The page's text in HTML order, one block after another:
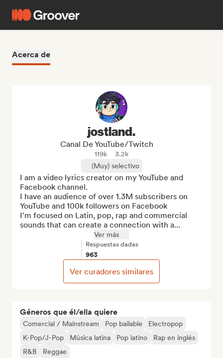
Acerca de
Géneros que él/ella quiere
Comercial / Mainstream Pop bailable
Electropop
K-Pop/J-Pop
Música latina Pop latino
Rap en inglés
R&B
Reggae
jostland.
Canal De YouTube/Twitch
119k
3.2k
(Muy) selectivo
I am a video lyrics creator on my YouTube and
Facebook channel.
I have an audience of over 1.3M subscribers on
YouTube and 100k followers on Facebook
I'm focused on Latin, pop, rap and commercial
sounds that can create a connection with a...
Ver más
Respuestas dadas
963
Ver curadores similares